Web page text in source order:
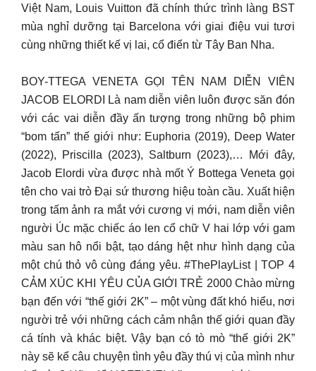
Việt Nam, Louis Vuitton đã chính thức trình làng BST
mùa nghỉ dưỡng tại Barcelona với giai điệu vui tươi
cùng những thiết kế vị lai, cổ điển từ Tây Ban Nha.
BOY-TTEGA VENETA GỌI TÊN NAM DIỄN VIÊN
JACOB ELORDI Là nam diễn viên luôn được săn đón
với các vai diễn đầy ấn tượng trong những bộ phim
“bom tấn” thế giới như: Euphoria (2019), Deep Water
(2022), Priscilla (2023), Saltburn (2023),… Mới đây,
Jacob Elordi vừa được nhà mốt Ý Bottega Veneta gọi
tên cho vai trò Đại sứ thương hiệu toàn cầu. Xuất hiện
trong tấm ảnh ra mắt với cương vị mới, nam diễn viên
người Úc mặc chiếc áo len cổ chữ V hai lớp với gam
màu san hô nổi bật, tạo dáng hệt như hình dạng của
một chú thỏ vô cùng đáng yêu. #ThePlayList | TOP 4
CẢM XÚC KHI YÊU CỦA GIỚI TRẺ 2000 Chào mừng
bạn đến với “thế giới 2K” – một vùng đất khó hiểu, nơi
người trẻ với những cách cảm nhận thế giới quan đầy
cá tính và khác biệt. Vậy bạn có tò mò “thế giới 2K”
này sẽ kể câu chuyện tình yêu đầy thú vị của mình như